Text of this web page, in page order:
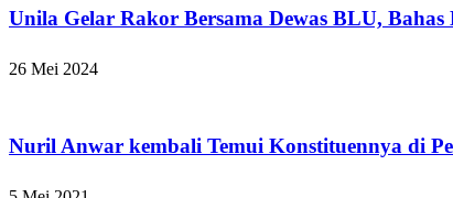
Unila Gelar Rakor Bersama Dewas BLU, Bahas
26 Mei 2024
Nuril Anwar kembali Temui Konstituennya di